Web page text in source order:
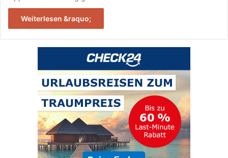
Weiterlesen &raquo;